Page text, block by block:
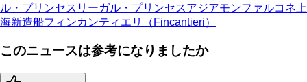
ル・プリンセス リーガル・プリンセスアジアモンファルコネ 上
海新造船フィンカンティエリ（Fincantieri）
このニュースは参考になりましたか